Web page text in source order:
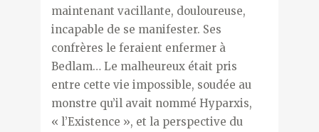
maintenant vacillante, douloureuse,
incapable de se manifester. Ses
confrères le feraient enfermer à
Bedlam… Le malheureux était pris
entre cette vie impossible, soudée au
monstre qu’il avait nommé Hyparxis,
« l’Existence », et la perspective du